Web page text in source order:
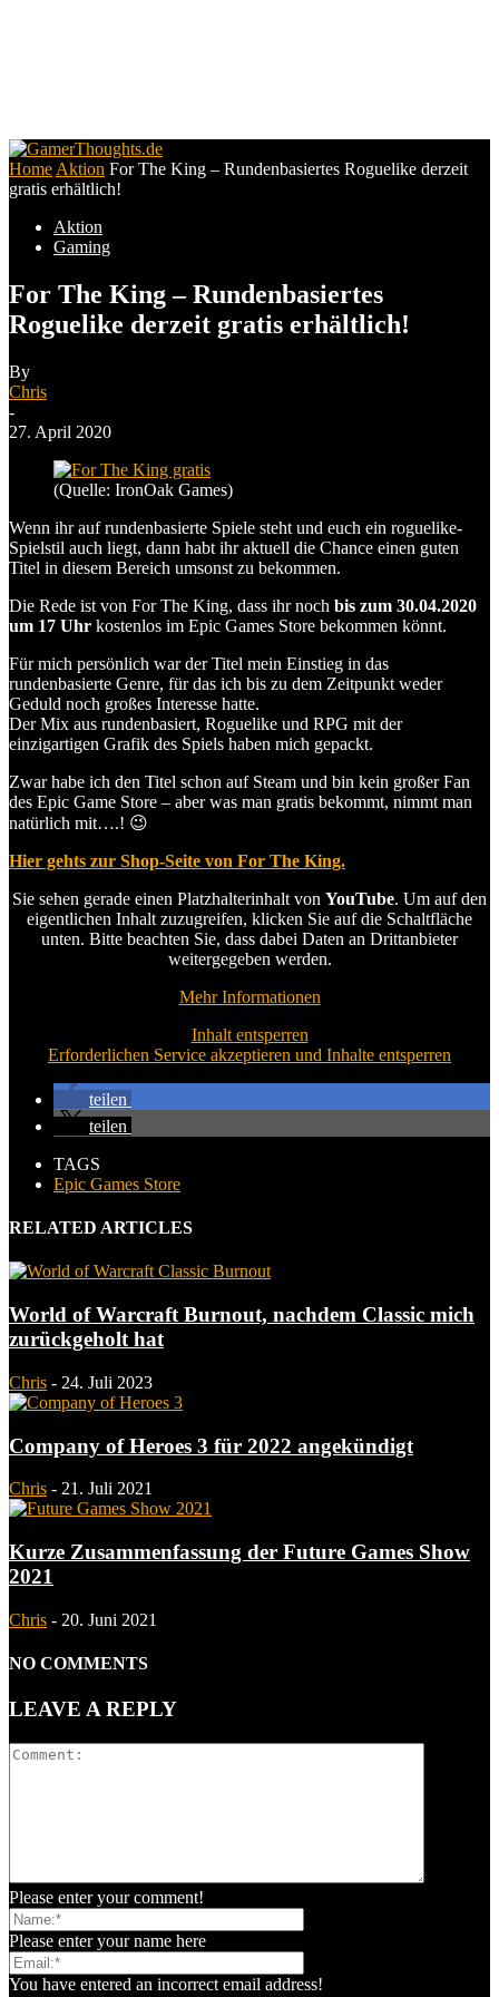
Home Aktion For The King – Rundenbasiertes Roguelike derzeit
gratis erhältlich!
Aktion
Gaming
For The King – Rundenbasiertes
Roguelike derzeit gratis erhältlich!
By
Chris
-
27. April 2020
(Quelle: IronOak Games)
Wenn ihr auf rundenbasierte Spiele steht und euch ein roguelike-
Spielstil auch liegt, dann habt ihr aktuell die Chance einen guten
Titel in diesem Bereich umsonst zu bekommen.
Die Rede ist von For The King, dass ihr noch bis zum 30.04.2020
um 17 Uhr kostenlos im Epic Games Store bekommen könnt.
Für mich persönlich war der Titel mein Einstieg in das
rundenbasierte Genre, für das ich bis zu dem Zeitpunkt weder
Geduld noch großes Interesse hatte.
Der Mix aus rundenbasiert, Roguelike und RPG mit der
einzigartigen Grafik des Spiels haben mich gepackt.
Zwar habe ich den Titel schon auf Steam und bin kein großer Fan
des Epic Game Store – aber was man gratis bekommt, nimmt man
natürlich mit….! 😉
Hier gehts zur Shop-Seite von For The King.
Sie sehen gerade einen Platzhalterinhalt von YouTube. Um auf den
eigentlichen Inhalt zuzugreifen, klicken Sie auf die Schaltfläche
unten. Bitte beachten Sie, dass dabei Daten an Drittanbieter
weitergegeben werden.
Mehr Informationen
Inhalt entsperren
Erforderlichen Service akzeptieren und Inhalte entsperren
teilen
teilen
TAGS
Epic Games Store
RELATED ARTICLES
World of Warcraft Burnout, nachdem Classic mich
zurückgeholt hat
Chris - 24. Juli 2023
Company of Heroes 3 für 2022 angekündigt
Chris - 21. Juli 2021
Kurze Zusammenfassung der Future Games Show
2021
Chris - 20. Juni 2021
NO COMMENTS
LEAVE A REPLY
Please enter your comment!
Please enter your name here
You have entered an incorrect email address!